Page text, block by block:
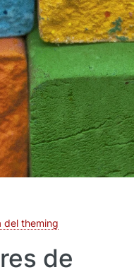
del theming
de